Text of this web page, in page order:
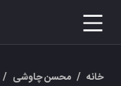
خانه / محسن چاوشی /